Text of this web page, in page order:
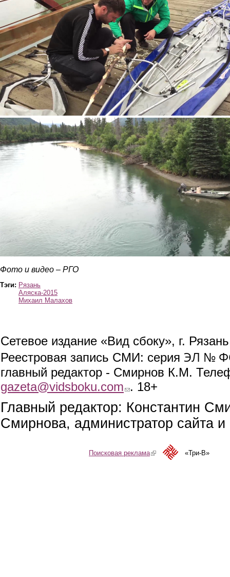
reka_iliamna.jpg
Фото и видео – РГО
Тэги: Рязань
Аляска-2015
Михаил Малахов
Сетевое издание «Вид сбоку», г.
Реестровая запись СМИ: серия ЭЛ №
главный редактор - Смирнов К.М.
gazeta@vidsboku.com (link sends e-mail)
. 18+
Главный редактор: Константин
Смирнова, администратор сайта
Поисковая реклама(link is external)«Три-В»